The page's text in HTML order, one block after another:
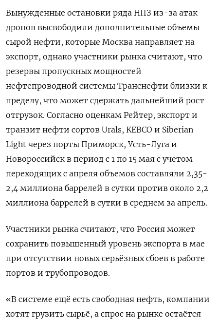
Вынужденные остановки ряда НПЗ из-за атак
дронов высвободили дополнительные объемы
сырой нефти, которые Москва направляет на
экспорт, однако участники рынка считают, что
резервы пропускных мощностей
нефтепроводной системы Транснефти близки к
пределу, что может сдержать дальнейший рост
отгрузок. Согласно ​оценкам Рейтер, экспорт и
транзит ​нефти сортов Urals, KEBCO и Siberian ​
Light через ⁠порты Приморск, Усть-Луга и
Новороссийск в период с 1 по 15 мая c ‌учетом
переходящих с апреля объемов составляли 2,35-
2,4 миллиона ‌баррелей в сутки против около 2,2
миллиона баррелей в сутки в среднем за апрель.
Участники рынка считают, что ​Россия может
сохранить повышенный уровень экспорта в мае
при отсутствии новых серьёзных сбоев в работе
‌портов и трубопроводов.
«В системе ещё есть свободная нефть, компании
хотят грузить сырьё, а спрос на ​рынке остаётся